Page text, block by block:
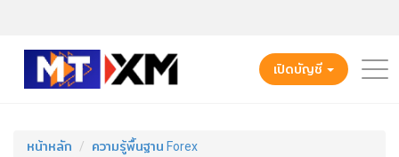
เปิดบัญชี
หน้าหลัก
ความรู้พื้นฐาน Forex